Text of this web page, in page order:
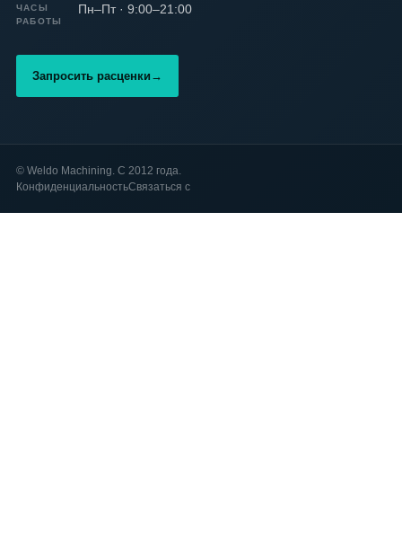
ЧАСЫ
РАБОТЫ
Пн–Пт · 9:00–21:00
Запросить расценки →
© Weldo Machining. С 2012 года.
КонфиденциальностьСвязаться с